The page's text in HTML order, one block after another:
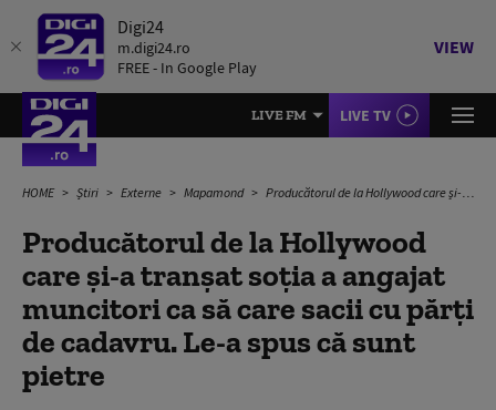
Digi24
m.digi24.ro
FREE - In Google Play
VIEW
LIVE FM LIVE TV
HOME Știri Externe Mapamond Producătorul de la Hollywood care și-a tranșat soția a angajat muncitori ca să care sacii cu părți de cadavru. Le-a spus că sunt pietre
Producătorul de la Hollywood
care și-a tranșat soția a angajat
muncitori ca să care sacii cu părți
de cadavru. Le-a spus că sunt
pietre